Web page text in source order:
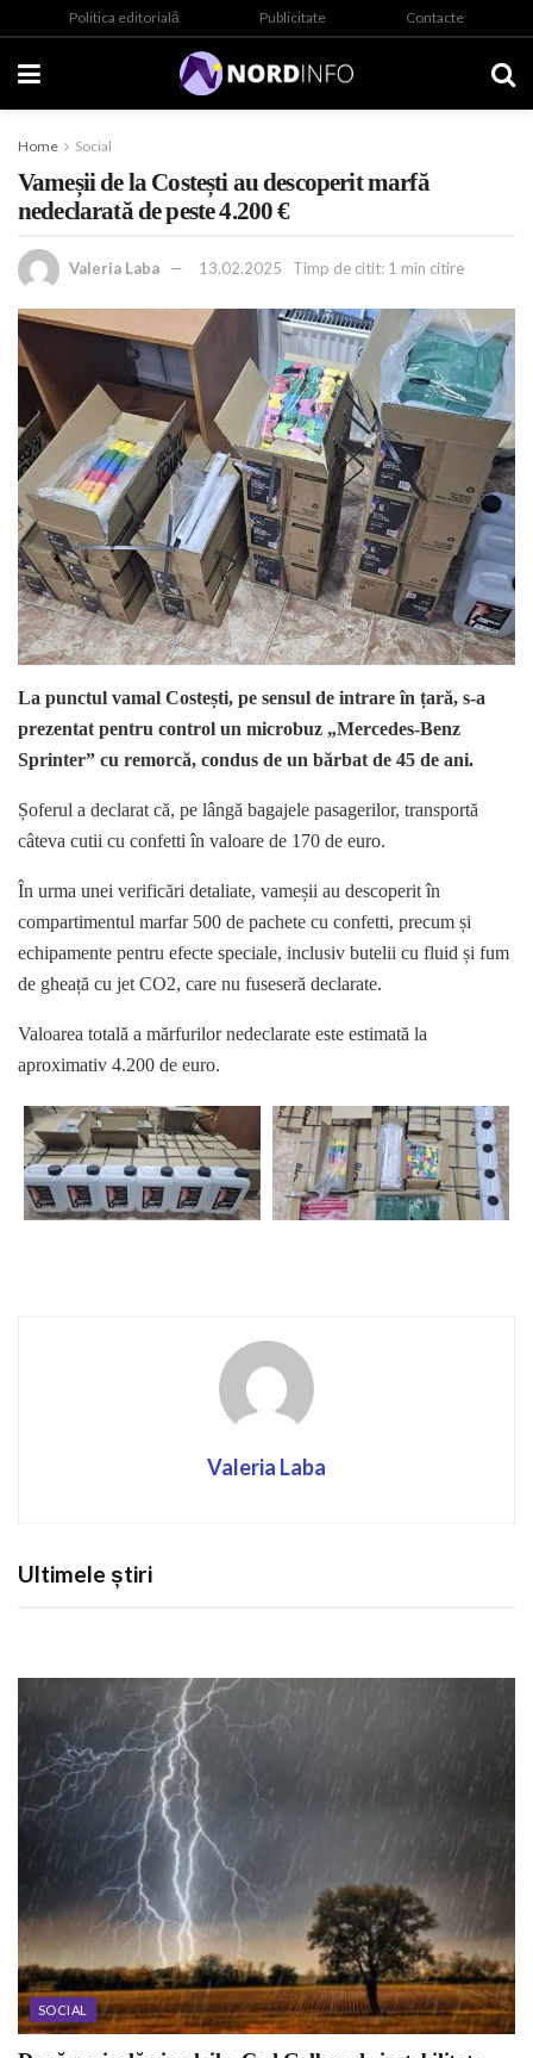
Politica editorială Publicitate Contacte
Home Social
Vameșii de la Costești au descoperit marfă
nedeclarată de peste 4.200 €
Valeria Laba 13.02.2025 Timp de citit: 1 min citire
La punctul vamal Costești, pe sensul de intrare în țară, s-a
prezentat pentru control un microbuz „Mercedes-Benz
Sprinter” cu remorcă, condus de un bărbat de 45 de ani.
Șoferul a declarat că, pe lângă bagajele pasagerilor, transportă
câteva cutii cu confetti în valoare de 170 de euro.
În urma unei verificări detaliate, vameșii au descoperit în
compartimentul marfar 500 de pachete cu confetti, precum și
echipamente pentru efecte speciale, inclusiv butelii cu fluid și fum
de gheață cu jet CO2, care nu fuseseră declarate.
Valoarea totală a mărfurilor nedeclarate este estimată la
aproximativ 4.200 de euro.
Valeria Laba
Ultimele știri
SOCIAL